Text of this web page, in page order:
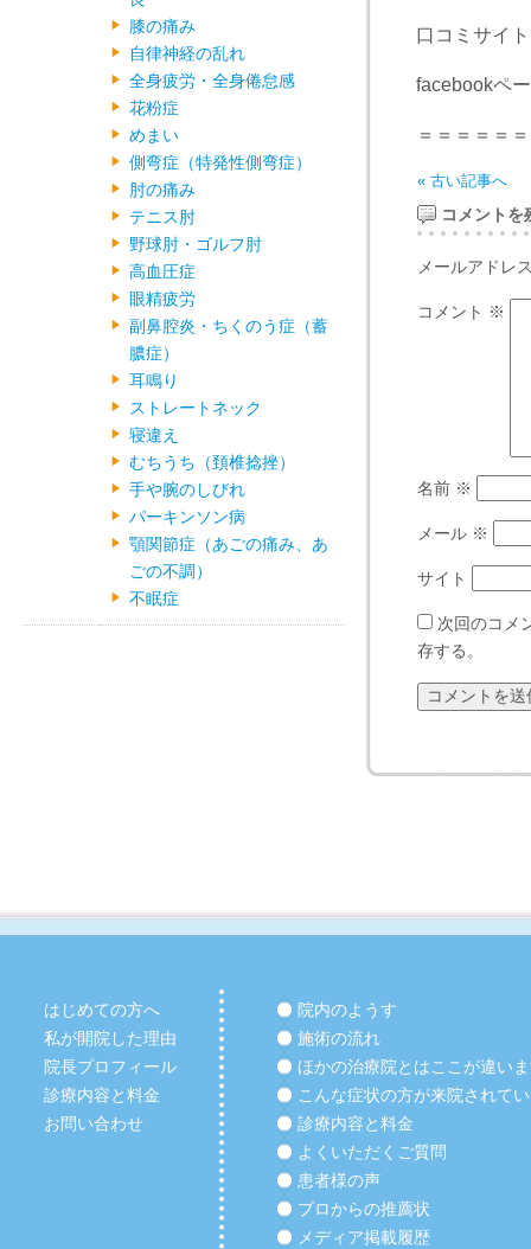
口コミサイ
facebookペ
＝＝＝＝＝
« 古い記事へ
コメントを
メールアドレ
コメント ※
名前 ※
メール ※
サイト
次回のコメ
存する。
膝の痛み
自律神経の乱れ
全身疲労・全身倦怠感
花粉症
めまい
側弯症（特発性側弯症）
肘の痛み
テニス肘
野球肘・ゴルフ肘
高血圧症
眼精疲労
副鼻腔炎・ちくのう症（蓄
膿症）
耳鳴り
ストレートネック
寝違え
むちうち（頚椎捻挫）
手や腕のしびれ
パーキンソン病
顎関節症（あごの痛み、あ
ごの不調）
不眠症
はじめての方へ
私が開院した理由
院長プロフィール
診療内容と料金
お問い合わせ
院内のようす
施術の流れ
ほかの治療院とはここが違い
こんな症状の方が来院されて
診療内容と料金
よくいただくご質問
患者様の声
プロからの推薦状
メディア掲載履歴